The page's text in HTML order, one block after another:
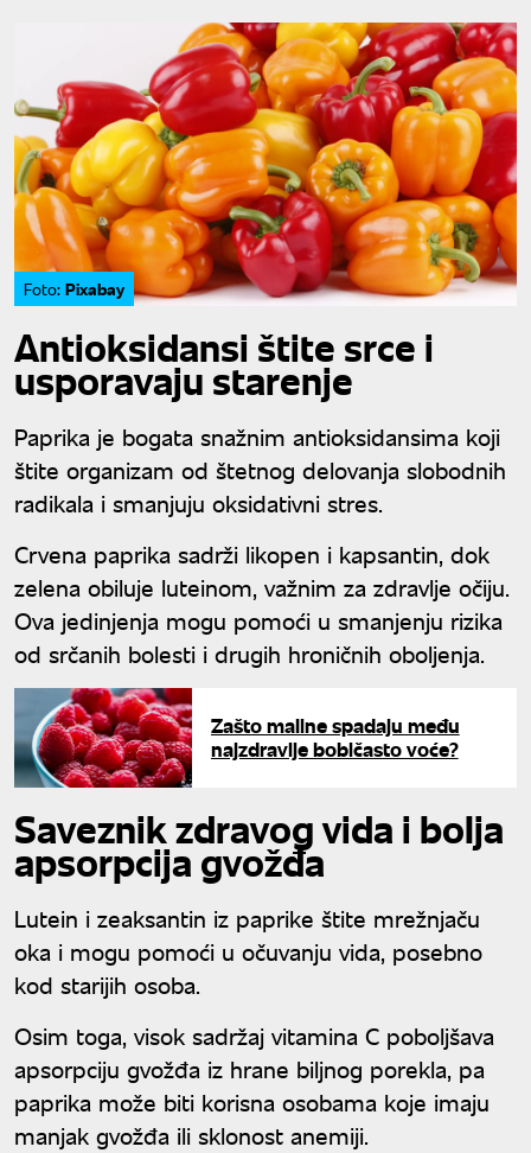
Foto: Pixabay
Antioksidansi štite srce i
usporavaju starenje
Paprika je bogata snažnim antioksidansima koji
štite organizam od štetnog delovanja slobodnih
radikala i smanjuju oksidativni stres.
Crvena paprika sadrži likopen i kapsantin, dok
zelena obiluje luteinom, važnim za zdravlje očiju.
Ova jedinjenja mogu pomoći u smanjenju rizika
od srčanih bolesti i drugih hroničnih oboljenja.
Zašto maline spadaju među
najzdravije bobičasto voće?
Saveznik zdravog vida i bolja
apsorpcija gvožđa
Lutein i zeaksantin iz paprike štite mrežnjaču
oka i mogu pomoći u očuvanju vida, posebno
kod starijih osoba.
Osim toga, visok sadržaj vitamina C poboljšava
apsorpciju gvožđa iz hrane biljnog porekla, pa
paprika može biti korisna osobama koje imaju
manjak gvožđa ili sklonost anemiji.